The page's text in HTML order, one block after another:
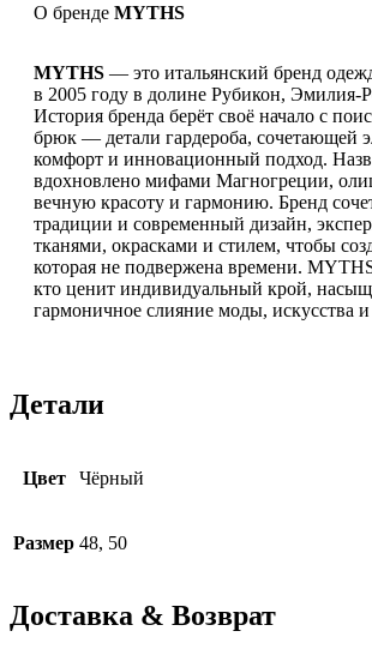
О бренде MYTHS
MYTHS — это итальянский бренд
в 2005 году в долине Рубикон, Эмилия-
История бренда берёт своё начало с
брюк — детали гардероба, сочетающей
комфорт и инновационный подход.
вдохновлено мифами Магногреции,
вечную красоту и гармонию. Бренд
традиции и современный дизайн,
тканями, окрасками и стилем, чтобы
которая не подвержена времени.
кто ценит индивидуальный крой,
гармоничное слияние моды, искусства и
Детали
Цвет Чёрный
Размер 48, 50
Доставка & Возврат